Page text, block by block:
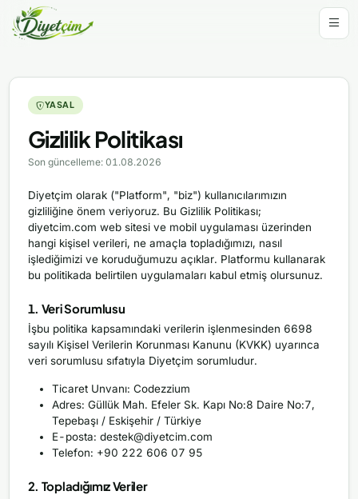
YASAL
Gizlilik Politikası
Son güncelleme: 01.08.2026
Diyetçim olarak ("Platform", "biz") kullanıcılarımızın
gizliliğine önem veriyoruz. Bu Gizlilik Politikası;
diyetcim.com web sitesi ve mobil uygulaması üzerinden
hangi kişisel verileri, ne amaçla topladığımızı, nasıl
işlediğimizi ve koruduğumuzu açıklar. Platformu kullanarak
bu politikada belirtilen uygulamaları kabul etmiş olursunuz.
1. Veri Sorumlusu
İşbu politika kapsamındaki verilerin işlenmesinden 6698
sayılı Kişisel Verilerin Korunması Kanunu (KVKK) uyarınca
veri sorumlusu sıfatıyla Diyetçim sorumludur.
Ticaret Unvanı: Codezzium
Adres: Güllük Mah. Efeler Sk. Kapı No:8 Daire No:7,
Tepebaşı / Eskişehir / Türkiye
E-posta: destek@diyetcim.com
Telefon: +90 222 606 07 95
2. Topladığımız Veriler